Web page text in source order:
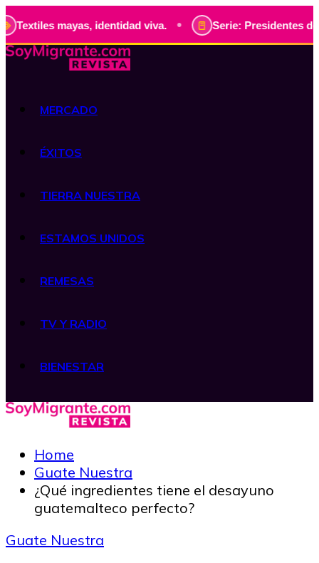
mayas, identidad viva. • Serie: Presidentes de
MERCADO
ÉXITOS
TIERRA NUESTRA
ESTAMOS UNIDOS
REMESAS
TV Y RADIO
BIENESTAR
Home
Guate Nuestra
¿Qué ingredientes tiene el desayuno
guatemalteco perfecto?
Guate Nuestra